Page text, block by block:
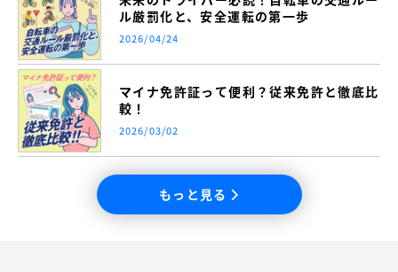
ル厳罰化と、安全運転の第一歩
2026/04/24
マイナ免許証って便利？従来免許と徹底比
較！
2026/03/02
もっと見る